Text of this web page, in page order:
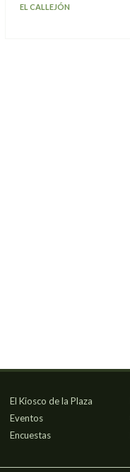
EL CALLEJÓN
El Kiosco de la Plaza
Eventos
Encuestas